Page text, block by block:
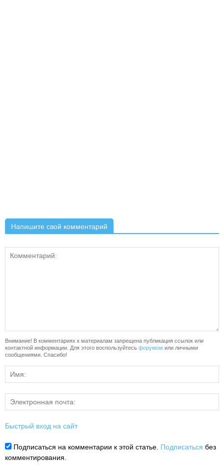
Напишите свой комментарий
Внимание! В комментариях к материалам запрещена публикация ссылок или
контактной информации. Для этого воспользуйтесь форумом или личными
сообщениями. Спасибо!
Быстрый вход на сайт
Подписаться на комментарии к этой статье. Подписаться без
комментирования.